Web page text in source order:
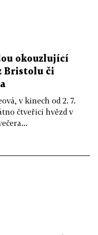
okouzlující
Bristolu či
v kinech od 2. 7.
čtveřici hvězd v